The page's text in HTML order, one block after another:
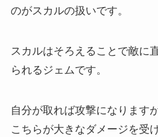
のがスカルの扱いです。
スカルはそろえることで敵に
られるジェムです。
自分が取れば攻撃になります
こちらが大きなダメージを受